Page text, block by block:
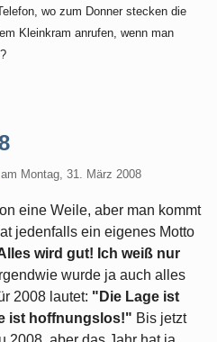
wo zum Donner stecken die
Kleinkram anrufen, wenn man
am Montag, 31. März 2008
eine Weile, aber man kommt
jedenfalls ein eigenes Motto
wird gut! Ich weiß nur
wurde ja auch alles
2008 lautet: "Die Lage ist
ist hoffnungslos!" Bis jetzt